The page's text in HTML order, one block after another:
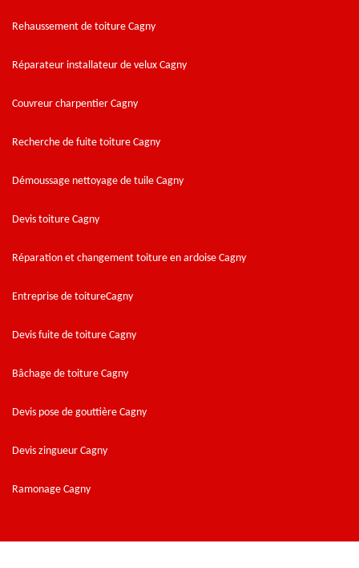
Rehaussement de toiture Cagny
Réparateur installateur de velux Cagny
Couvreur charpentier Cagny
Recherche de fuite toiture Cagny
Démoussage nettoyage de tuile Cagny
Devis toiture Cagny
Réparation et changement toiture en ardoise Cagny
Entreprise de toitureCagny
Devis fuite de toiture Cagny
Bâchage de toiture Cagny
Devis pose de gouttière Cagny
Devis zingueur Cagny
Ramonage Cagny